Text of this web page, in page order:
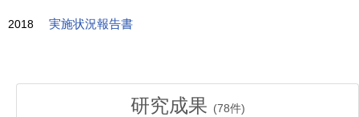
2018 実施状況報告書
研究成果 (78件)